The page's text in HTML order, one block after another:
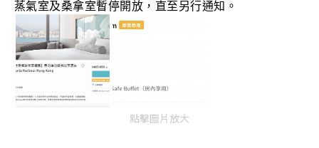
蒸氣室及桑拿室暫停開放，直至另行通知。
點擊圖片放大